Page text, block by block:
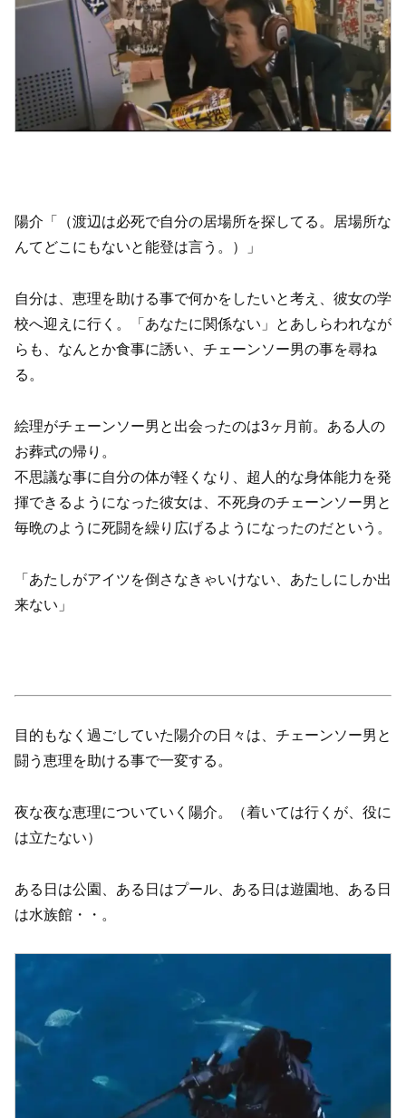
陽介「（渡辺は必死で自分の居場所を探してる。居場所な
んてどこにもないと能登は言う。）」
自分は、恵理を助ける事で何かをしたいと考え、彼女の学
校へ迎えに行く。「あなたに関係ない」とあしらわれなが
らも、なんとか食事に誘い、チェーンソー男の事を尋ね
る。
絵理がチェーンソー男と出会ったのは3ヶ月前。ある人の
お葬式の帰り。
不思議な事に自分の体が軽くなり、超人的な身体能力を発
揮できるようになった彼女は、不死身のチェーンソー男と
毎晩のように死闘を繰り広げるようになったのだという。
「あたしがアイツを倒さなきゃいけない、あたしにしか出
来ない」
目的もなく過ごしていた陽介の日々は、チェーンソー男と
闘う恵理を助ける事で一変する。
夜な夜な恵理についていく陽介。（着いては行くが、役に
は立たない）
ある日は公園、ある日はプール、ある日は遊園地、ある日
は水族館・・。